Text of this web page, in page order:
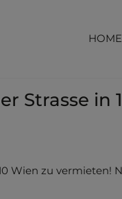
HOME
Strasse in